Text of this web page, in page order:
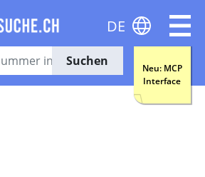
Suchen
Neu: MCP
Interface
DE